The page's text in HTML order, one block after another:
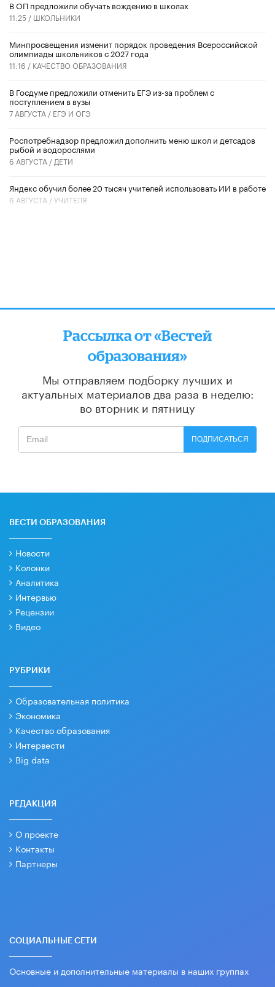
В ОП предложили обучать вождению в школах
11:25 / ШКОЛЬНИКИ
Минпросвещения изменит порядок проведения Всероссийской
олимпиады школьников с 2027 года
11:16 / КАЧЕСТВО ОБРАЗОВАНИЯ
В Госдуме предложили отменить ЕГЭ из-за проблем с
поступлением в вузы
7 АВГУСТА / ЕГЭ И ОГЭ
Роспотребнадзор предложил дополнить меню школ и детсадов
рыбой и водорослями
6 АВГУСТА / ДЕТИ
​Яндекс обучил более 20 тысяч учителей использовать ИИ в работе
6 АВГУСТА /УЧИТЕЛЯ
Рассылка от «Вестей
образования»
Мы отправляем подборку лучших и
актуальных материалов два раза в неделю:
во вторник и пятницу
ПОДПИСАТЬСЯ
ВЕСТИ ОБРАЗОВАНИЯ
Новости
Колонки
Аналитика
Интервью
Рецензии
Видео
РУБРИКИ
Образовательная политика
Экономика
Качество образования
Интервести
Big data
РЕДАКЦИЯ
О проекте
Контакты
Партнеры
СОЦИАЛЬНЫЕ СЕТИ
Основные и дополнительные материалы в наших группах